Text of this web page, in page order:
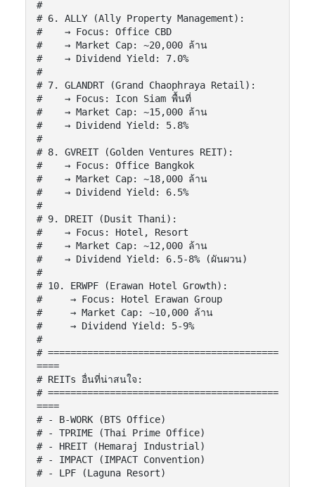
#
# 6. ALLY (Ally Property Management):
#    → Focus: Office CBD
#    → Market Cap: ~20,000 ล้าน
#    → Dividend Yield: 7.0%
#
# 7. GLANDRT (Grand Chaophraya Retail):
#    → Focus: Icon Siam พื้นที่
#    → Market Cap: ~15,000 ล้าน
#    → Dividend Yield: 5.8%
#
# 8. GVREIT (Golden Ventures REIT):
#    → Focus: Office Bangkok
#    → Market Cap: ~18,000 ล้าน
#    → Dividend Yield: 6.5%
#
# 9. DREIT (Dusit Thani):
#    → Focus: Hotel, Resort
#    → Market Cap: ~12,000 ล้าน
#    → Dividend Yield: 6.5-8% (ผันผวน)
#
# 10. ERWPF (Erawan Hotel Growth):
#     → Focus: Hotel Erawan Group
#     → Market Cap: ~10,000 ล้าน
#     → Dividend Yield: 5-9%
#
# =========================================
====
# REITs อื่นที่น่าสนใจ:
# =========================================
====
# - B-WORK (BTS Office)
# - TPRIME (Thai Prime Office)
# - HREIT (Hemaraj Industrial)
# - IMPACT (IMPACT Convention)
# - LPF (Laguna Resort)